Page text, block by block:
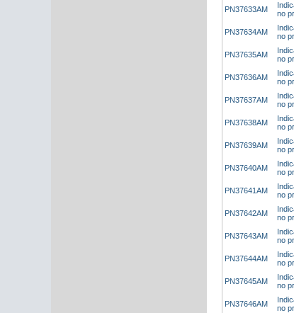
PN37633AM
no
PN37634AM
no
PN37635AM
no
PN37636AM
no
PN37637AM
no
PN37638AM
no
PN37639AM
no
PN37640AM
no
PN37641AM
no
PN37642AM
no
PN37643AM
no
PN37644AM
no
PN37645AM
no
PN37646AM
no